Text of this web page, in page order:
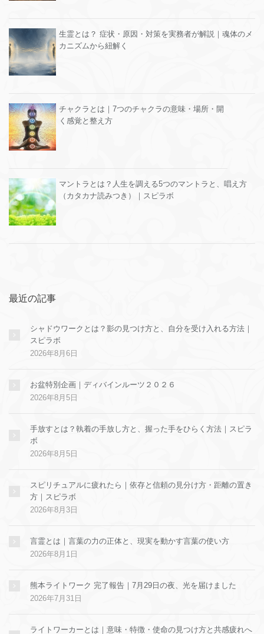
生霊とは？ 症状・原因・対策を実務者が解説｜魂体のメ
カニズムから紐解く
チャクラとは｜7つのチャクラの意味・場所・開
く感覚と整え方
マントラとは？人生を調える5つのマントラと、唱え方
（カタカナ読みつき）｜スピラボ
最近の記事
シャドウワークとは？影の見つけ方と、自分を受け入れる方法｜
スピラボ
2026年8月6日
お盆特別企画｜ディバインルーツ２０２６
2026年8月5日
手放すとは？執着の手放し方と、握った手をひらく方法｜スピラ
ボ
2026年8月5日
スピリチュアルに疲れたら｜依存と信頼の見分け方・距離の置き
方｜スピラボ
2026年8月3日
言霊とは｜言葉の力の正体と、現実を動かす言葉の使い方
2026年8月1日
熊本ライトワーク 完了報告｜7月29日の夜、光を届けました
2026年7月31日
ライトワーカーとは｜意味・特徴・使命の見つけ方と共感疲れへ